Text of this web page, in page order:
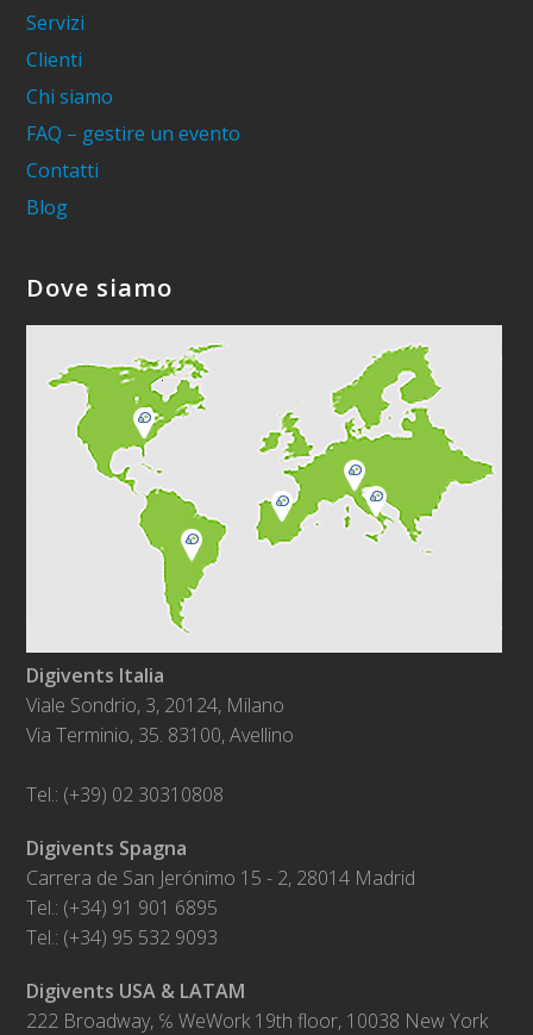
Servizi
Clienti
Chi siamo
FAQ – gestire un evento
Contatti
Blog
Dove siamo
Digivents Italia
Viale Sondrio, 3, 20124, Milano
Via Terminio, 35. 83100, Avellino
Tel.: (+39) 02 30310808
Digivents Spagna
Carrera de San Jerónimo 15 - 2, 28014 Madrid
Tel.: (+34) 91 901 6895
Tel.: (+34) 95 532 9093
Digivents USA & LATAM
222 Broadway, ℅ WeWork 19th floor, 10038 New York